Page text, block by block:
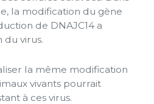
la modification du gène
de DNAJC14 a
virus.
la même modification
vivants pourrait
à ces virus.